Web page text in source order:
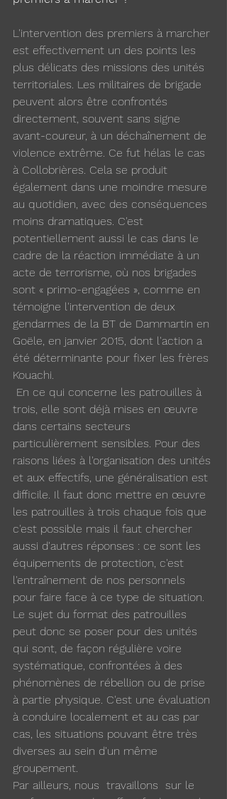
L'intervention des premiers à marcher
est effectivement un des points les
plus délicats des missions des unités
territoriales. Les militaires de brigade
peuvent alors être confrontés
directement, souvent sans signe
avant-coureur, à un déchaînement de
violence extrême. Ce fut hélas le cas
à Collobrières. Cela se produit
également dans une moindre mesure
au quotidien, avec des conséquences
moins dramatiques. C'est
potentiellement aussi le cas dans le
cadre de la réaction immédiate à un
acte de terrorisme, où nos brigades
sont « primo-engagées », comme en
témoigne l'intervention de deux
gendarmes de la BT de Dammartin en
Goële, en janvier 2015, dont l'action a
été déterminante pour fixer les frères
Kouachi.
trois, elle sont déjà mises en œuvre
dans certains secteurs
particulièrement sensibles. Pour des
raisons liées à l'organisation des unités
et aux effectifs, une généralisation est
difficile. Il faut donc mettre en œuvre
les patrouilles à trois chaque fois que
c'est possible mais il faut chercher
aussi d'autres réponses : ce sont les
équipements de protection, c'est
l'entraînement de nos personnels
pour faire face à ce type de situation.
Le sujet du format des patrouilles
peut donc se poser pour des unités
qui sont, de façon régulière voire
systématique, confrontées à des
phénomènes de rébellion ou de prise
à partie physique. C'est une évaluation
à conduire localement et au cas par
cas, les situations pouvant être très
diverses au sein d'un même
groupement.
Par ailleurs, nous  travaillons  sur le